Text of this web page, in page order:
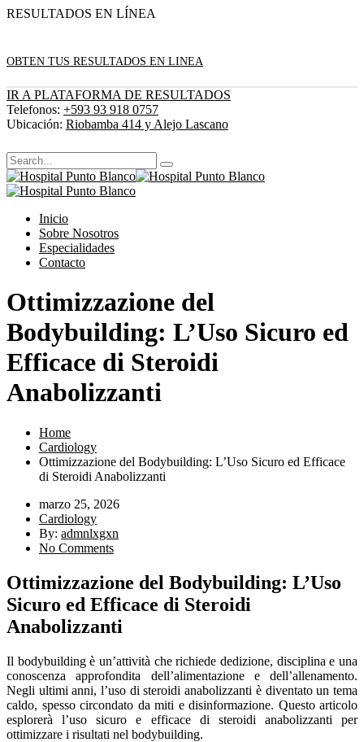
RESULTADOS EN LÍNEA
OBTEN TUS RESULTADOS EN LINEA
IR A PLATAFORMA DE RESULTADOS
Telefonos: +593 93 918 0757
Ubicación: Riobamba 414 y Alejo Lascano
Inicio
Sobre Nosotros
Especialidades
Contacto
Ottimizzazione del
Bodybuilding: L’Uso Sicuro ed
Efficace di Steroidi
Anabolizzanti
Home
Cardiology
Ottimizzazione del Bodybuilding: L’Uso Sicuro ed Efficace
di Steroidi Anabolizzanti
marzo 25, 2026
Cardiology
By: admnlxgxn
No Comments
Ottimizzazione del Bodybuilding: L’Uso
Sicuro ed Efficace di Steroidi
Anabolizzanti
Il bodybuilding è un’attività che richiede dedizione, disciplina e una
conoscenza approfondita dell’alimentazione e dell’allenamento.
Negli ultimi anni, l’uso di steroidi anabolizzanti è diventato un tema
caldo, spesso circondato da miti e disinformazione. Questo articolo
esplorerà l’uso sicuro e efficace di steroidi anabolizzanti per
ottimizzare i risultati nel bodybuilding.